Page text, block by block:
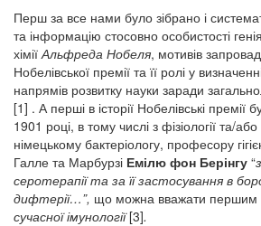
Перш за все нами було зібрано і
та інформацію стосовно особистості
хімії Альфреда Нобеля, мотивів
Нобелівської премії та її ролі у
напрямів розвитку науки заради
[1] . А перші в історії Нобелівські премії
1901 році, в тому числі з фізіології та/
німецькому бактеріологу, професору
Галле та Марбурзі Емілю фон Берінгу “
серотерапії та за її застосування в
дифтерії…”, що можна вважати першим
сучасної імунології[3].